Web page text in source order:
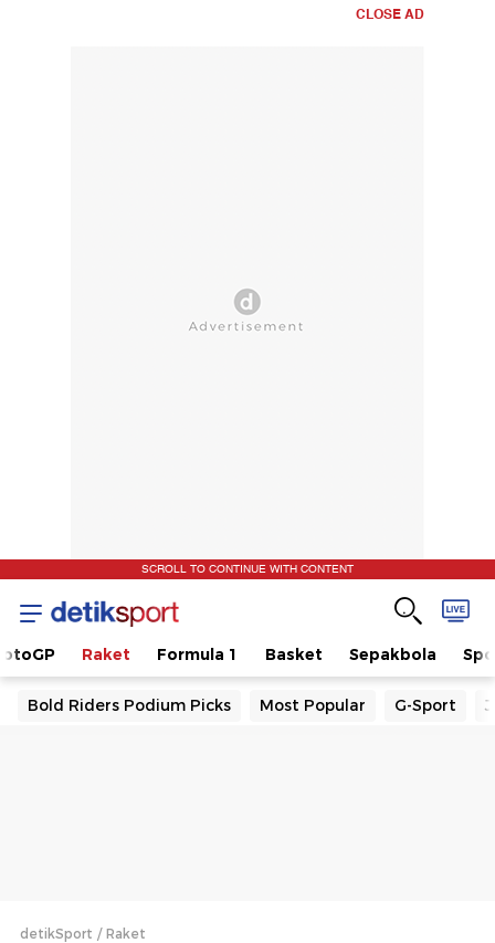
CLOSE AD
SCROLL TO CONTINUE WITH CONTENT
Raket Formula 1 Basket Sepakbola
Bold Riders Podium Picks Most Popular G-Sport
detikSport Raket